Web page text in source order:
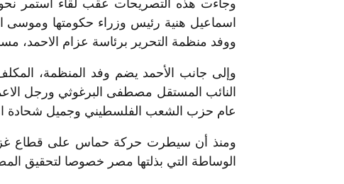
وجاءت هذه التصريحات عقب لقاء استمر
اسماعيل هنية رئيس وزراء حكومتها
ووفد منظمة التحرير برئاسة عزام
وإلى جانب الأحمد يضم وفد المنظمة،
النائب المستقل مصطفى البرغوثي ورجل
عام حزب الشعب الفلسطيني وجميل شحادة
الوساطة التي بذلتها مصر خصوصا لتحقيق